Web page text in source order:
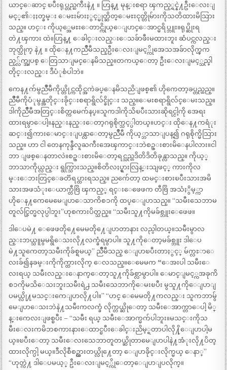
ယာင္ေဆာင္ ၿပီးရုပ္တည္ႀကီးနဲ႔ ။ ဟြန္႔ မုန္းစရာ ၾကည့္ရင္နဲ႔ဦးေလးျ
မင့္၏ႏႈတ္ခမ္း ေမႊးမ်ားႏွင့္မုတ္ဆိတ္ေမႊးငုတ္တိုမ်ားကိုသတိထားမိသြား
သည္။ ဟင္း ကိုယ့္အေမႊးေတာင္ကိုယ္ေျပာင္ေအာင္မရိပ္ဘူး။ရုပ္ဆိုးရ
တဲ႔ၾကား ထဲ။ဟြန္႔ ေခါင္းလည္းေသခ်ာဖီးမထားဘူး ဆံပင္ကလည္း
ဘုတ္သိုက္ နဲ႔ ။ ထိုေန႔ကညိဳမီသည္ဦးေလးျမင့္ကိုအေသအခ်ာလိုက္ၾက
ည့္လ်က္အျပစ္ ေတြသာျမင္ေနမိသည္။တကယ္ေတာ့ ဦးေလးျမင့္သည္ခါ
တိုင္းလည္း ဒီပံုစံပါဘဲ။
ကေန႔က်မွညိဳမီကိုယ္တိုင္ကထိုင္အကဲခပ္ေနမိသညိျဖစ္၏ ဟိုကေတာ့ခပ္တည္တည္။
ညိဳမီကိုပံုမွန္အတိုင္းခိုင္းစရာရွိလ်င္ခိုင္း သည္။ေမးစရာရွိလ်င္ေမးသည္။
ဒါကိုညိဳမီအတြင္းစိတ္ကမေက်နပ္။သူကဒါကိုသိၿပီးသားဆိုရင္ငါ့ကို အေရး
ထားရမွာေပါ့။နည္းနည္းေတာ့ဂရုစိုက္သင့္ပါတယ္။ဟင္း ထိုေန႔ကရံုး
ဆင္း၍ကားေမာင္းျပန္လာေတာ့မွညိဳမီ ကိုယ့္ဘာသာျပန္၍ ဂရုစိုက္မိသြား
သည္။ ဟာ ငါ တေနကုန္ဒီလူႀကီးအေၾကာင္းဘဲစဥ္းစားမိေနပါလား။ငါ
ဘာ ျဖစ္ေနတာလဲ။စဥ္းစားမိေတာ့ရင္သည္တဒိတိဒိတိခုန္လာသည္။ ကိုယ့္
ဘာသာကိုယ္လည္း ရွက္သြားသည္။စိတိလႈပ္ရွားလြန္းသျဖင့္ ကားကိုလ
မ္းေဘးတြင္ေခတၱရပ္ထားရသည္။ ညက်ေတာ့ ထမင္းစားၿပီးသားအမိ
သားအဖသံုးေယာက္တီဗြိ ၾကည့္ ရင္းေဖေဖက တီဗြိ အသံႏွိမ့္ကာ
ဟိုေန႔ကေမေမေျပာေသာကိစၥကို ထပ္ေျပာသည္။ “သမီးသေဘာမ
တူလ်င္ဇြတ္မလုပ္ပါဘူး”ဟုစကားပိတ္သည္။ “သမီးသူ႔ကိုမခ်စ္ဘူးေဖေဖ။
ဒါေပမဲ႔ ေဖေဖတို႔ေမေမတို႔ေျပာတာနား လည္ပါတယ္။သမီးမွာလ
ည္းဘယ္သူမွမရွိေသးလို႔လက္ခံရမွာပါ။ သူ႔ကိုေတာ့မခ်စ္ဘူး ဒါေပ
မဲ႔သူကေတာ့သမီးကိုခ်စ္ရမယ္” ညိဳမီသည္ ေျပာၿပီးတာႏွင့္ မ်က္လႊာေ
လးခ်၍နခမ္းကိုကိုက္ထားလိုက္ ေလသည္။ေမေမက “ေအးပါ သမီးေ
လးရယ္ သမီးလည္းေနာက္ေတာ့သူ႔ကိုခ်စ္လာမွာပါ။ ေမာင္ျမင့္ကအခုကိ
စၥကိုမသိေသးဘူးသမီးရဲ႕ သမီးသေဘာကိုေမးၿပီး မွသူ႔ကိုေျပာျ
ပမယ္လို႔မသင္းကေျပာလို႔ပါ။” “ဟင္ ေမေမတို႔ကလည္း သူကဘာမ်ွ
မေျပာေသးဘဲနဲ႔သမီးကလက္ခံ လိုက္တယ္ဆိုေတာ့ သမီးေအာက္တာေပါ့ မိ္
န္းကေလးျဖစ္ၿပီး – “သမီး ရယ္ သမီးေအာက္မက်ပါဘူး။မသင္းကိုသ
မီးေလးကမိဘစကားနားေထာင္ၿပီးေခါင္းညိမ့္ရတာပါလို႔ိုေျပာပါ့မ
ယ္။ၿပီးေတာ့ သမီးေလးသေဘာတူတယ္ဆိုတာမေျပာပါနဲ႔အံုးလို႔ပိတ္
ထားလိုက္ပါ့ မယ္။ဒီလိုစီစဥ္ထားတယ္လို႔ေတာ့ ေျပာခိုင္းလိုက္မယ္ ေနာ္”
“ဟုတ္ကဲ႔ ဒါေပမယ့္ ဦးေလးျမင့္ကိုေတာ့ေျပာျပလိုက္။